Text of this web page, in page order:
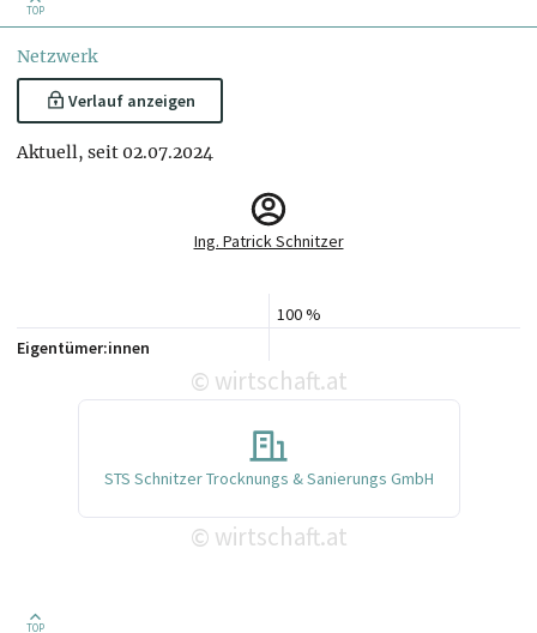
TOP
Netzwerk
Verlauf anzeigen
Aktuell, seit 02.07.2024
Ing. Patrick Schnitzer
100 %
Eigentümer:innen
© wirtschaft.at
STS Schnitzer Trocknungs & Sanierungs GmbH
© wirtschaft.at
TOP